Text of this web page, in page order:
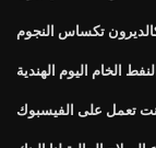
تكساس النجوم
الخام اليوم الهندية
تعمل على الفيسبوك